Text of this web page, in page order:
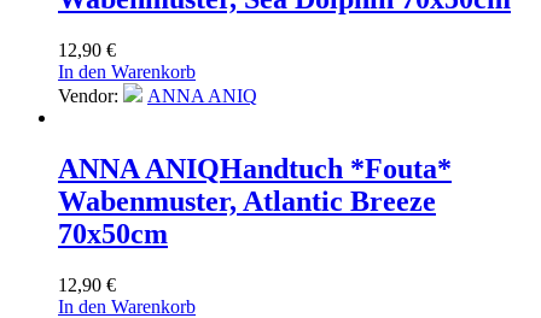
12,90 €
In den Warenkorb
Vendor:
ANNA ANIQ
ANNA ANIQHandtuch *Fouta*
Wabenmuster, Atlantic Breeze
70x50cm
12,90 €
In den Warenkorb